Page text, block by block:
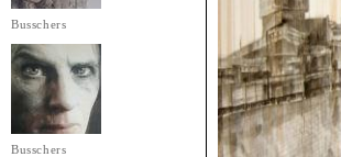
Busschers
Busschers